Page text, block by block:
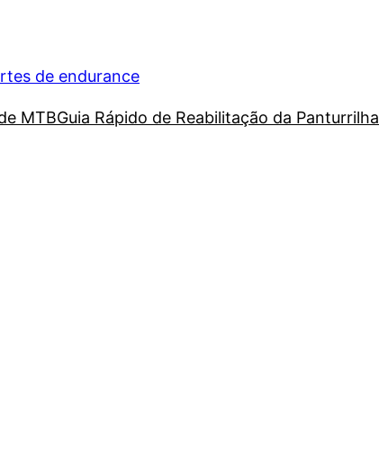
de endurance
MTBGuia Rápido de Reabilitação da Panturrilha